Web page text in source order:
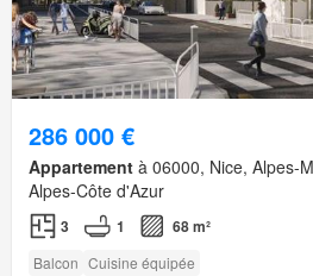
286 000 €
Appartement à 06000, Nice, Alpes-
Alpes-Côte d'Azur
3 1 68 m²
Balcon Cuisine équipée